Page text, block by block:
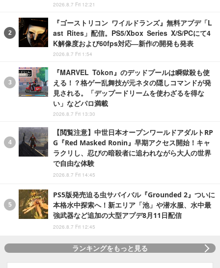
2026.8.7 Fri 12:21
『ゴーストリコン ワイルドランズ』無料アプデ「L
ast Rites」配信。PS5/Xbox Series X/S/PCにて4
K解像度および60fps対応―新作の開発も発表
2026.8.7 Fri 1:54
『MARVEL Tōkon』のデッドプールは瞬獄殺も使
える！？格ゲー乱舞技が元ネタの隠しコマンドが発
見される。「デップードリームを使わざるを得な
い」などパロ満載
2026.8.7 Fri 13:30
【閲覧注意】中世日本オープンワールドアダルトRP
G『Red Masked Ronin』早期アクセス開始！キャ
ラクリし、忍びの暗殺者に追われながら大人の世界
で自由な体験
2026.8.7 Fri 14:45
PS5版発売迫る虫サバイバル『Grounded 2』ついに
本格水中探索へ！新エリア「池」や潜水服、水中最
強武器など追加の大型アプデ8月11日配信
2026.8.7 Fri 12:45
ランキングをもっと見る